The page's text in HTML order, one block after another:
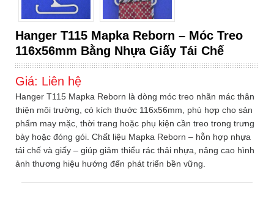
Hanger T115 Mapka Reborn – Móc Treo
116x56mm Bằng Nhựa Giấy Tái Chế
Giá: Liên hệ
Hanger T115 Mapka Reborn là dòng móc treo nhãn mác thân
thiện môi trường, có kích thước 116x56mm, phù hợp cho sản
phẩm may mặc, thời trang hoặc phụ kiện cần treo trong trưng
bày hoặc đóng gói. Chất liệu Mapka Reborn – hỗn hợp nhựa
tái chế và giấy – giúp giảm thiểu rác thải nhựa, nâng cao hình
ảnh thương hiệu hướng đến phát triển bền vững.